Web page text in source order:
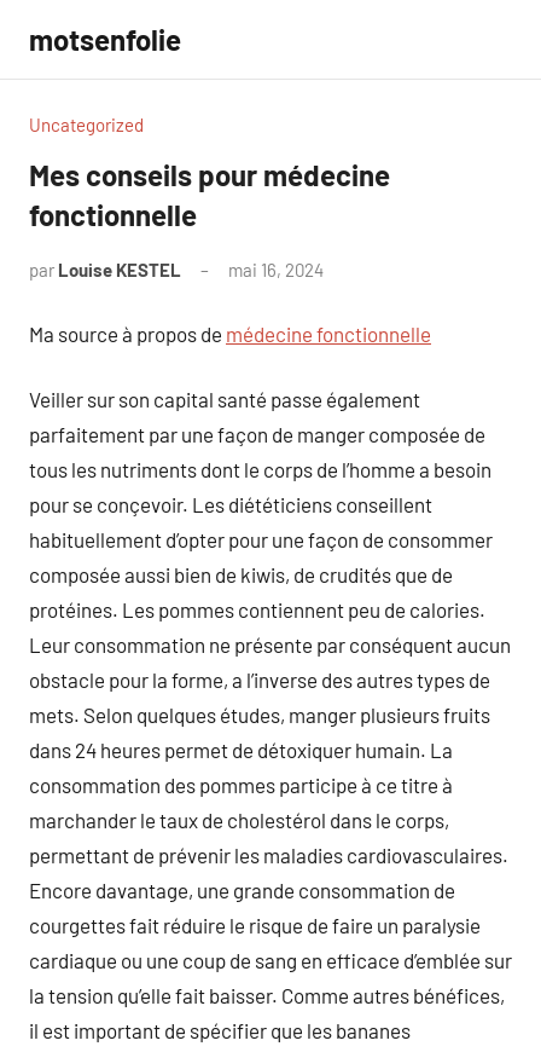
contenu
motsenfolie
Uncategorized
Mes conseils pour médecine
fonctionnelle
par Louise KESTEL mai 16, 2024
Ma source à propos de médecine fonctionnelle
Veiller sur son capital santé passe également
parfaitement par une façon de manger composée de
tous les nutriments dont le corps de l’homme a besoin
pour se conçevoir. Les diététiciens conseillent
habituellement d’opter pour une façon de consommer
composée aussi bien de kiwis, de crudités que de
protéines. Les pommes contiennent peu de calories.
Leur consommation ne présente par conséquent aucun
obstacle pour la forme, a l’inverse des autres types de
mets. Selon quelques études, manger plusieurs fruits
dans 24 heures permet de détoxiquer humain. La
consommation des pommes participe à ce titre à
marchander le taux de cholestérol dans le corps,
permettant de prévenir les maladies cardiovasculaires.
Encore davantage, une grande consommation de
courgettes fait réduire le risque de faire un paralysie
cardiaque ou une coup de sang en efficace d’emblée sur
la tension qu’elle fait baisser. Comme autres bénéfices,
il est important de spécifier que les bananes